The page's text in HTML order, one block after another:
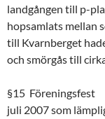
landgången till p-
hopsamlats mellan
till Kvarnberget
och smörgås till
§15 Föreningsfest
juli 2007 som